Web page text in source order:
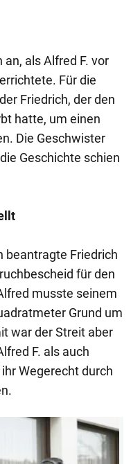
als Alfred F. vor
Für die
Friedrich, der den
hatte, um einen
Die Geschwister
Geschichte schien
beantragte Friedrich
für den
musste seinem
Grund um
war der Streit aber
F. als auch
Wegerecht durch